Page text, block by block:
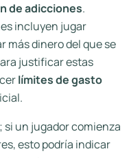
de adicciones.
incluyen jugar
más dinero del que se
justificar estas
límites de gasto
si un jugador comienza
esto podría indicar